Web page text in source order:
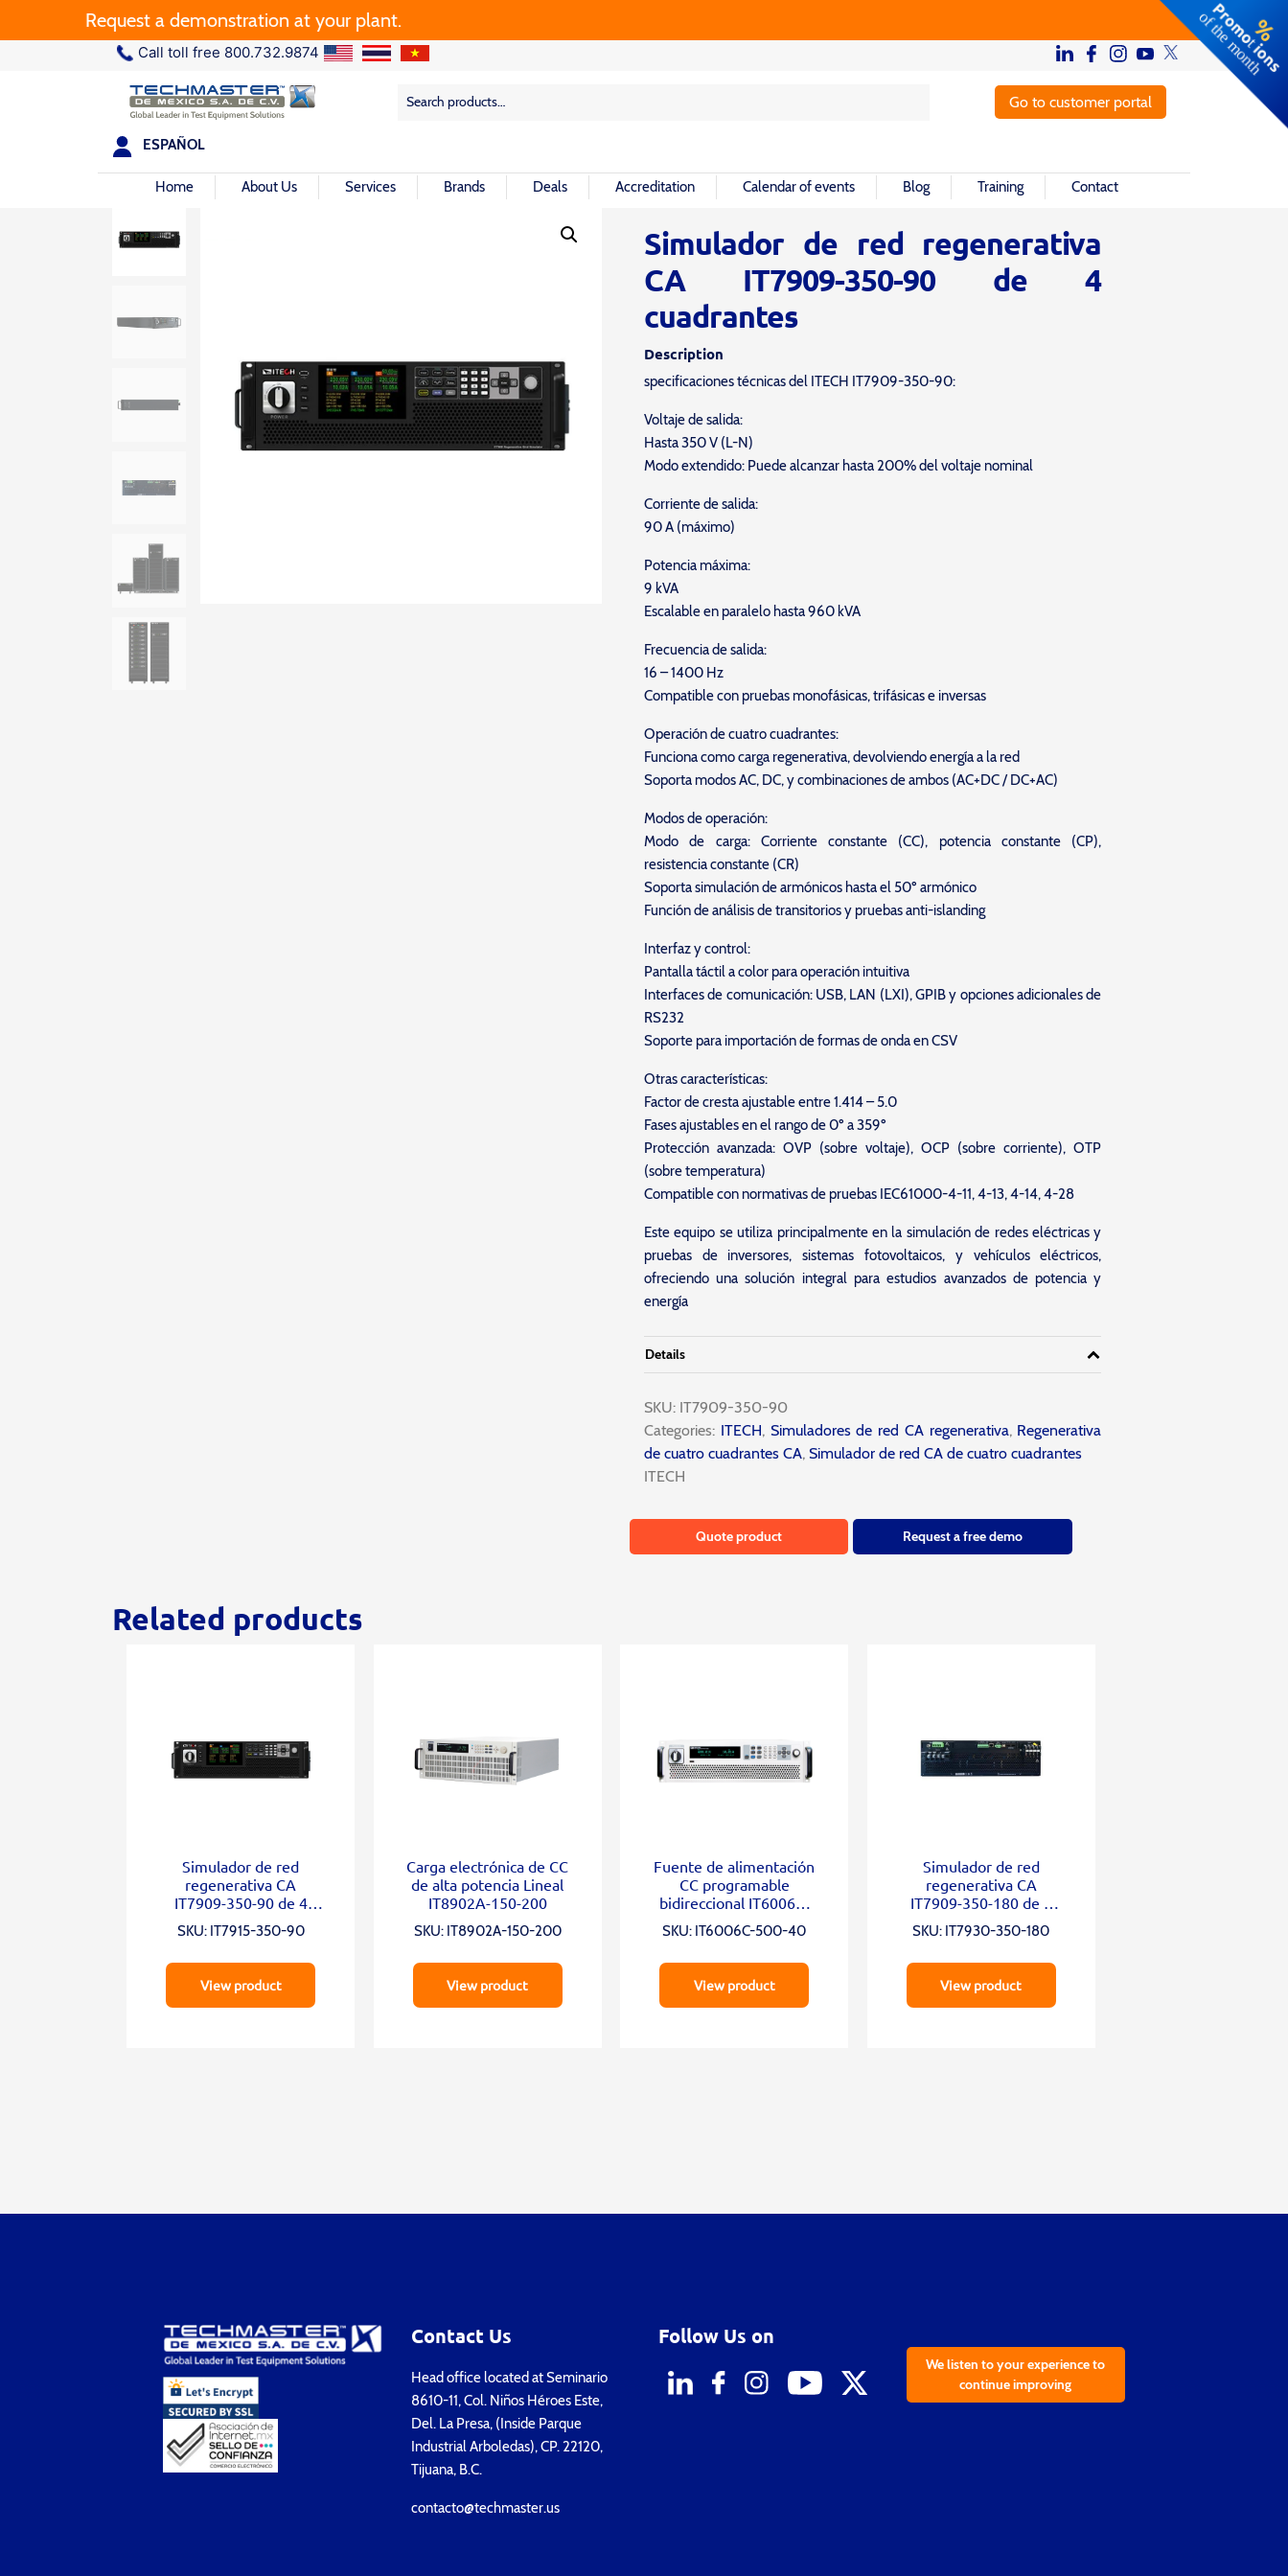
Request a demonstration at your plant.
Call toll free 800.732.9874
Search
Search Go to customer portal
ESPAÑOL
Home About Us Services Brands Deals Accreditation Calendar of events Blog Training Contact
Simulador de red regenerativa
CA IT7909-350-90 de 4
cuadrantes
Description
specificaciones técnicas del ITECH IT7909-350-90:
Voltaje de salida:
Hasta 350 V (L-N)
Modo extendido: Puede alcanzar hasta 200% del voltaje nominal
Corriente de salida:
90 A (máximo)
Potencia máxima:
9 kVA
Escalable en paralelo hasta 960 kVA
Frecuencia de salida:
16 – 1400 Hz
Compatible con pruebas monofásicas, trifásicas e inversas
Operación de cuatro cuadrantes:
Funciona como carga regenerativa, devolviendo energía a la red
Soporta modos AC, DC, y combinaciones de ambos (AC+DC / DC+AC)
Modos de operación:
Modo de carga: Corriente constante (CC), potencia constante (CP),
resistencia constante (CR)
Soporta simulación de armónicos hasta el 50º armónico
Función de análisis de transitorios y pruebas anti-islanding
Interfaz y control:
Pantalla táctil a color para operación intuitiva
Interfaces de comunicación: USB, LAN (LXI), GPIB y opciones adicionales de
RS232
Soporte para importación de formas de onda en CSV
Otras características:
Factor de cresta ajustable entre 1.414 – 5.0
Fases ajustables en el rango de 0º a 359º
Protección avanzada: OVP (sobre voltaje), OCP (sobre corriente), OTP
(sobre temperatura)
Compatible con normativas de pruebas IEC61000-4-11, 4-13, 4-14, 4-28
Este equipo se utiliza principalmente en la simulación de redes eléctricas y
pruebas de inversores, sistemas fotovoltaicos, y vehículos eléctricos,
ofreciendo una solución integral para estudios avanzados de potencia y
energía
Details
SKU: IT7909-350-90
Categories:ITECH, Simuladores de red CA regenerativa, Regenerativa
de cuatro cuadrantes CA, Simulador de red CA de cuatro cuadrantes
ITECH
Quote product Request a free demo
Related products
Simulador de red
regenerativa CA
IT7909-350-90 de 4
SKU: IT7915-350-90
View product
Carga electrónica de CC
de alta potencia Lineal
IT8902A-150-200
SKU: IT8902A-150-200
View product
Fuente de alimentación
CC programable
bidireccional IT6006C-
500-40
SKU: IT6006C-500-40
View product
Simulador de red
regenerativa CA
IT7909-350-180 de 4
SKU: IT7930-350-180
View product
Contact Us
Head office located at Seminario
8610-11, Col. Niños Héroes Este,
Del. La Presa, (Inside Parque
Industrial Arboledas), CP. 22120,
Tijuana, B.C.
contacto@techmaster.us
Follow Us on
We listen to your experience to
continue improving